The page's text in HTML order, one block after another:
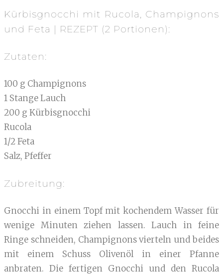
Kürbisgnocchi mit Rucola, Champignons
und Feta | REZEPT (2 Portionen):
Zutaten:
100 g Champignons
1 Stange Lauch
200 g Kürbisgnocchi
Rucola
1/2 Feta
Salz, Pfeffer
Zubreitung:
Gnocchi in einem Topf mit kochendem Wasser für
wenige Minuten ziehen lassen. Lauch in feine
Ringe schneiden, Champignons vierteln und beides
mit einem Schuss Olivenöl in einer Pfanne
anbraten. Die fertigen Gnocchi und den Rucola